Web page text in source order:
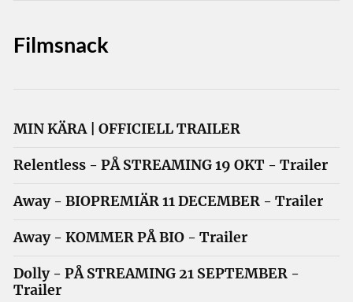
Filmsnack
MIN KÄRA | OFFICIELL TRAILER
Relentless - PÅ STREAMING 19 OKT - Trailer
Away - BIOPREMIÄR 11 DECEMBER - Trailer
Away - KOMMER PÅ BIO - Trailer
Dolly - PÅ STREAMING 21 SEPTEMBER -
Trailer